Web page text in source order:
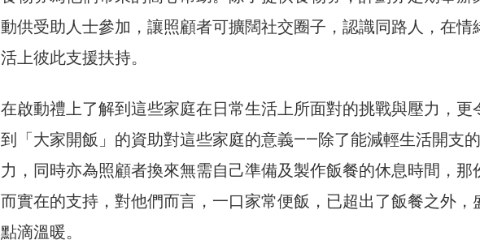
動供受助人士參加，讓照顧者可擴闊社交圈子，認識同路人，在情
活上彼此支援扶持。
在啟動禮上了解到這些家庭在日常生活上所面對的挑戰與壓力，更
到「大家開飯」的資助對這些家庭的意義——除了能減輕生活開支
力，同時亦為照顧者換來無需自己準備及製作飯餐的休息時間，那
而實在的支持，對他們而言，一口家常便飯，已超出了飯餐之外，
點滴溫暖。